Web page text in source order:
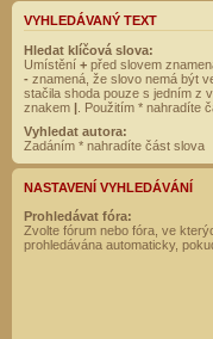
VYHLEDÁVANÝ TEXT
Hledat klíčová slova:
Umístění + před slovem
- znamená, že slovo nemá být
stačila shoda pouze s jedním z
znakem | . Použitím * nahradíte
Vyhledat autora:
Zadáním * nahradíte část slova
NASTAVENÍ VYHLEDÁVÁNÍ
Prohledávat fóra:
Zvolte fórum nebo fóra, ve
prohledávána automaticky,